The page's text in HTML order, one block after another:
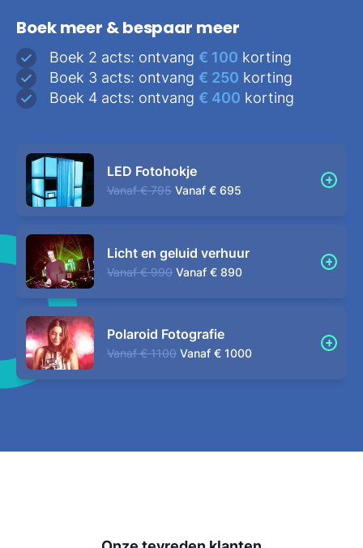
Boek meer & bespaar meer
Boek 2 acts: ontvang € 100 korting
Boek 3 acts: ontvang € 250 korting
Boek 4 acts: ontvang € 400 korting
LED Fotohokje
Vanaf € 795 Vanaf € 695
Licht en geluid verhuur
Vanaf € 990 Vanaf € 890
Polaroid Fotografie
Vanaf € 1100 Vanaf € 1000